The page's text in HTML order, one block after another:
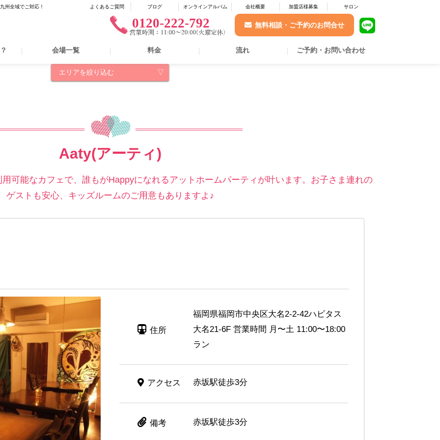
州全域でご対応！ よくあるご質問 ブログ オンラインアルバム 会社概要 加盟店様募集 サロン
0120-222-792 無料相談・ご予約のお問合せ
会場一覧 料金 流れ ご予約・お問い合わせ
エリアを絞り込む
Aaty(アーティ)
可能なカフェで、誰もがHappyになれるアットホームパーティが叶います。お子さま連れの
ゲストも安心、キッズルームのご用意もありますよ♪
住所
福岡県福岡市中央区大名2-2-42ハビタス
大名21-6F 営業時間 月〜土 11:00〜18:00
ラン
アクセス 赤坂駅徒歩3分
備考 赤坂駅徒歩3分